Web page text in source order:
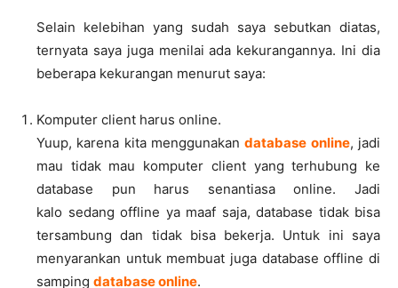
Selain kelebihan yang sudah saya sebutkan diatas,
ternyata saya juga menilai ada kekurangannya. Ini dia
beberapa kekurangan menurut saya:
Komputer client harus online.
Yuup, karena kita menggunakandatabase online, jadi
mau tidak mau komputer client yang terhubung ke
database pun harus senantiasa online. Jadi
kalo sedang offline ya maaf saja, database tidak bisa
tersambung dan tidak bisa bekerja. Untuk ini saya
menyarankan untuk membuat juga database offline di
samping database online.